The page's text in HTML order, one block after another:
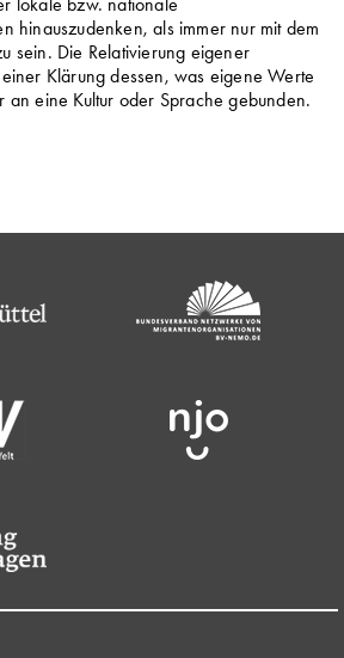
hinauszudenken, als immer nur mit dem
sein. Die Relativierung eigener
Klärung dessen, was eigene Werte
an eine Kultur oder Sprache gebunden.